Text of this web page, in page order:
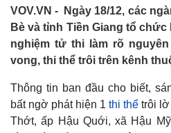
VOV.VN - Ngày 18/12, các
Bè và tỉnh Tiền Giang tổ
nghiệm tử thi làm rõ
vong, thi thể trôi trên kênh
Thông tin ban đầu cho biết,
bất ngờ phát hiện 1 thi thể trôi
Thớt, ấp Hậu Quới, xã Hậu